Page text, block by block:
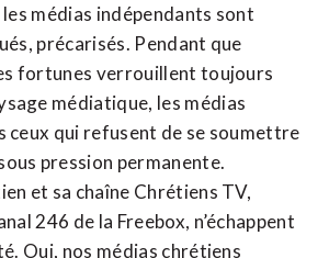
médias indépendants sont
précarisés. Pendant que
fortunes verrouillent toujours
médiatique, les médias
ceux qui refusent de se soumettre
pression permanente.
et sa chaîne Chrétiens TV,
246 de la Freebox, n’échappent
Oui, nos médias chrétiens